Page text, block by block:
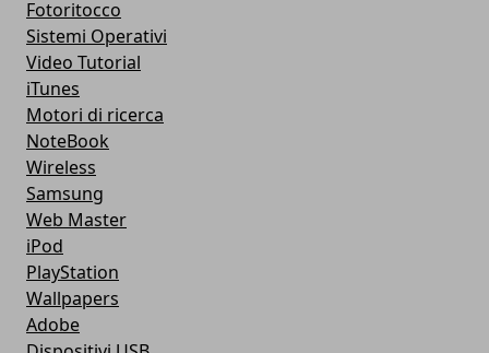
Fotoritocco
Sistemi Operativi
Video Tutorial
iTunes
Motori di ricerca
NoteBook
Wireless
Samsung
Web Master
iPod
PlayStation
Wallpapers
Adobe